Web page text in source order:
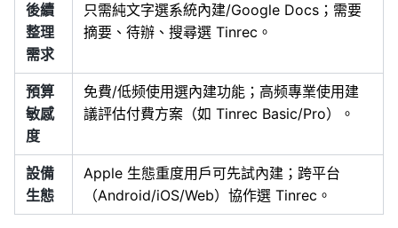
後續
整理
需求
只需純文字選系統內建/Google Docs；需要
摘要、待辦、搜尋選 Tinrec。
預算
敏感
度
免費/低频使用選內建功能；高频專業使用建
議評估付費方案（如 Tinrec Basic/Pro）。
設備
生態
Apple 生態重度用戶可先試內建；跨平台
（Android/iOS/Web）協作選 Tinrec。